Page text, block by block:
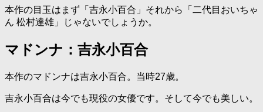
本作の目玉はまず「吉永小百合」それから「二代目おいちゃ
ん 松村達雄」じゃないでしょうか。
マドンナ：吉永小百合
本作のマドンナは吉永小百合。当時27歳。
吉永小百合は今でも現役の女優です。そして今でも美しい。